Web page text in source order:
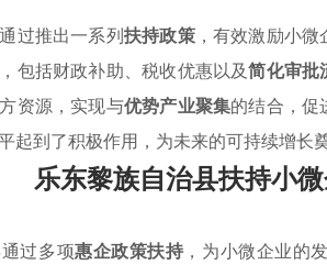
过推出一系列扶持政策，有效激励小微
包括财政补助、税收优惠以及简化审批
资源，实现与优势产业聚集的结合，促
起到了积极作用，为未来的可持续增长
乐东黎族自治县扶持小
过多项惠企政策扶持 ，为小微企业的